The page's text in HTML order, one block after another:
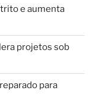
e aumenta
projetos sob
para